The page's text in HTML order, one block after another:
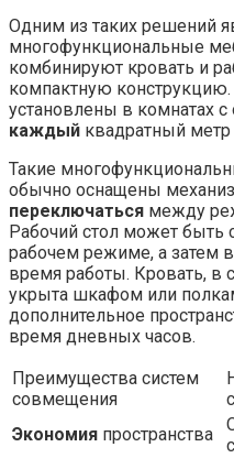
Одним из таких решений
многофункциональные
комбинируют кровать и
компактную
установлены в комнатах
каждый квадратный
Такие
обычно оснащены
переключаться между
Рабочий стол может быть
рабочем режиме, а затем
время работы. Кровать,
укрыта шкафом или
дополнительное
время дневных часов.
Преимущества систем
совмещения
Экономия пространства